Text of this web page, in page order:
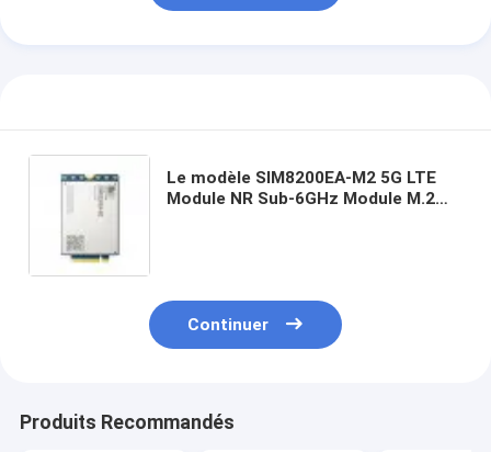
Le modèle SIM8200EA-M2 5G LTE
Module NR Sub-6GHz Module M.2
Continuer
Produits Recommandés